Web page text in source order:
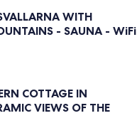
WITH
- SAUNA - WiFi
COTTAGE IN
VIEWS OF THE